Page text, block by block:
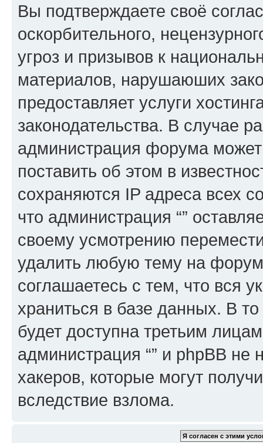
Вы подтверждаете своё
оскорбительного,
угроз и призывов к
материалов, нарушаюших
предоставляет услуги
законодательства. В случае
администрация форума
поставить об этом в
сохраняются IP адреса всех
что администрация “”
своему усмотрению
удалить любую тему на
соглашаетесь с тем, что вся
храниться в базе данных. В
будет доступна третьим
администрация “” и phpBB не
хакеров, которые могут
вследствие взлома.